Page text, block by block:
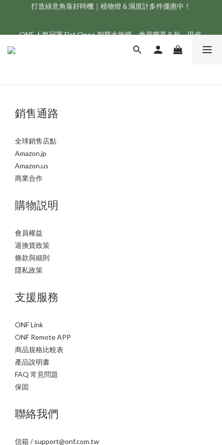
打造綠意角落好時機｜植物燈＆濕度計多件優惠中！
ONF 人氣冠軍 Flat One+ 智慧水族燈，會員獨享 9 折，現省
銷售通路
全球銷售店點
Amazon.jp
Amazon.us
商業合作
購物説明
會員權益
退換貨政策
條款與細則
隱私政策
支援服務
ONF Link
ONF Remote APP
商品規格比較表
產品說明書
FAQ 常見問題
保固
聯絡我們
信箱 / support@onf.com.tw